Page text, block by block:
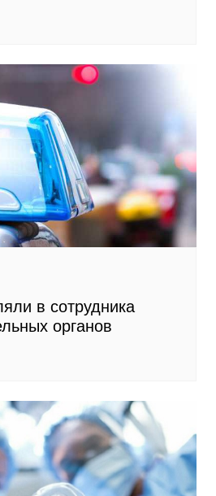
в сотрудника
органов